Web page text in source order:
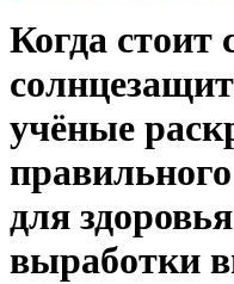
Когда стоит
учёные
для
выработки